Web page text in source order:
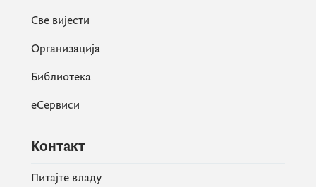
Све вијести
Организација
Библиотека
еСервиси
Контакт
Питајте владу